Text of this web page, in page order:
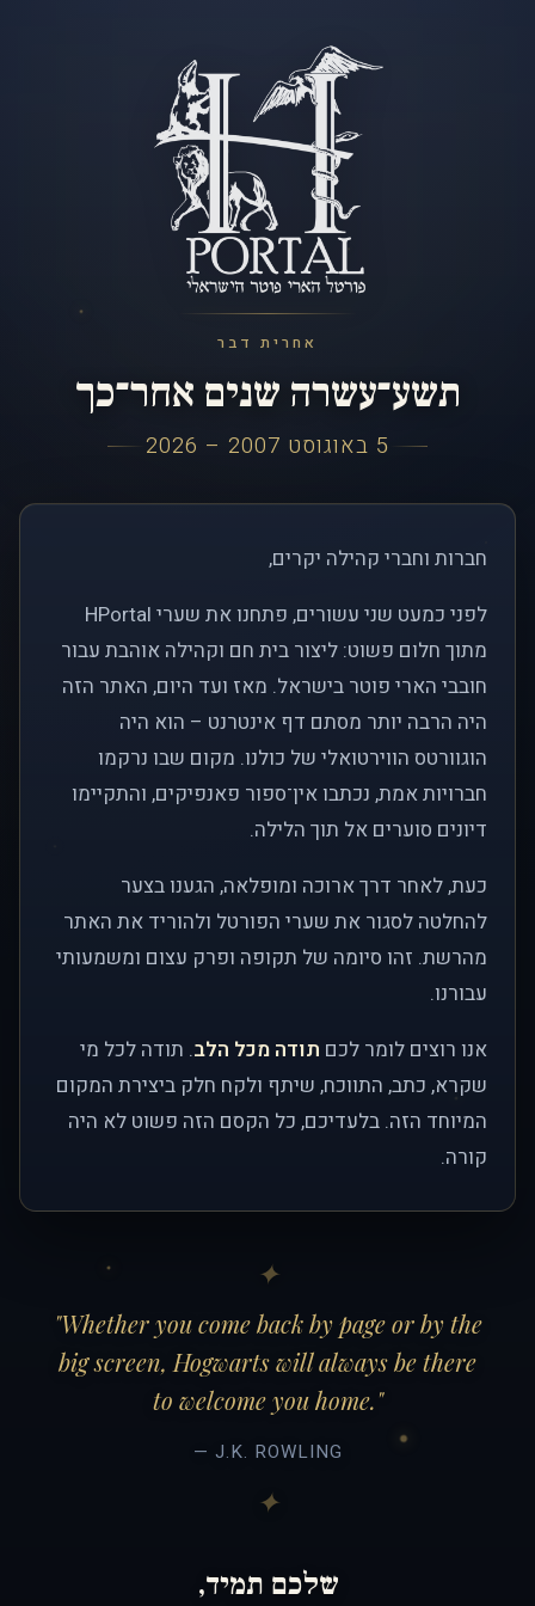
אחרית דבר
תשע־עשרה שנים אחר־כך
5 באוגוסט 2007 – 2026
חברות וחברי קהילה יקרים,
לפני כמעט שני עשורים, פתחנו את שערי HPortal
מתוך חלום פשוט: ליצור בית חם וקהילה אוהבת עבור
חובבי הארי פוטר בישראל. מאז ועד היום, האתר הזה
היה הרבה יותר מסתם דף אינטרנט – הוא היה
הוגוורטס הווירטואלי של כולנו. מקום שבו נרקמו
חברויות אמת, נכתבו אין־ספור פאנפיקים, והתקיימו
דיונים סוערים אל תוך הלילה.
כעת, לאחר דרך ארוכה ומופלאה, הגענו בצער
להחלטה לסגור את שערי הפורטל ולהוריד את האתר
מהרשת. זהו סיומה של תקופה ופרק עצום ומשמעותי
עבורנו.
אנו רוצים לומר לכם תודה מכל הלב. תודה לכל מי
שקרא, כתב, התווכח, שיתף ולקח חלק ביצירת המקום
המיוחד הזה. בלעדיכם, כל הקסם הזה פשוט לא היה
קורה.
"Whether you come back by page or by the
big screen, Hogwarts will always be there
to welcome you home."
— J.K. ROWLING
שלכם תמיד,